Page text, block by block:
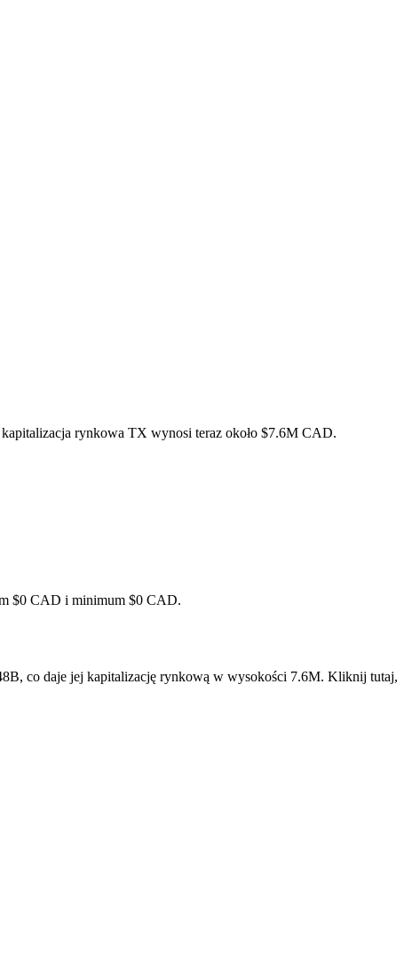
rynkowa TX wynosi teraz około $7.6M CAD.
$0 CAD i minimum $0 CAD.
co daje jej kapitalizację rynkową w wysokości 7.6M. Kliknij tutaj,